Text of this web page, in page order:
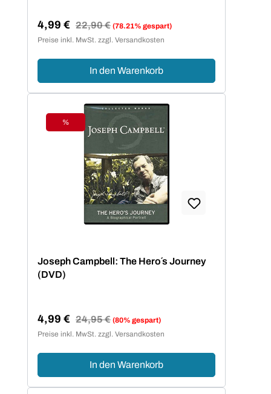
Verkaufspreis:
4,99 € Regulärer Preis:
22,90 € (78.21% gespart)
Preise inkl. MwSt. zzgl. Versandkosten
In den Warenkorb
Rabatt
%
Joseph Campbell: The Hero´s Journey
(DVD)
Verkaufspreis:
4,99 € Regulärer Preis:
24,95 € (80% gespart)
Preise inkl. MwSt. zzgl. Versandkosten
In den Warenkorb